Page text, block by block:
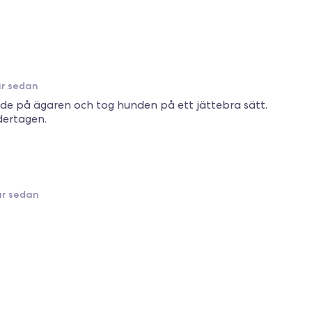
sedan
på ägaren och tog hunden på ett jättebra sätt.
sedan